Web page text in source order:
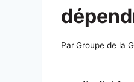
ParGroupe de la